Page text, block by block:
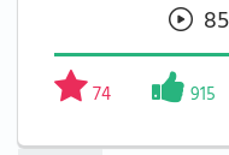
74 915